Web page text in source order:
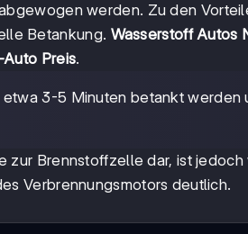
werden. Zu den
Betankung. Wasserstoff Autos
Preis.
3-5 Minuten betankt werden
zur Brennstoffzelle dar, ist
Verbrennungsmotors deutlich.